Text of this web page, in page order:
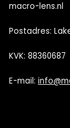
macro-lens.nl
Postadres:
KVK: 88360687
E-mail: